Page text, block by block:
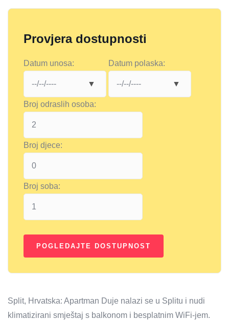
Provjera dostupnosti
Datum unosa: Datum polaska:
Broj odraslih osoba:
Broj djece:
Broj soba:
Split, Hrvatska: Apartman Duje nalazi se u Splitu i nudi
klimatizirani smještaj s balkonom i besplatnim WiFi-jem.